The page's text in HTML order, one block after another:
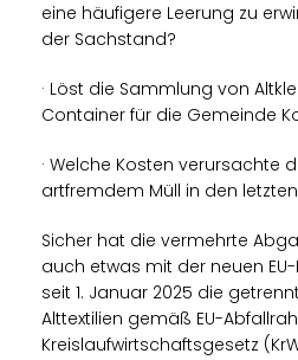
eine häufigere Leerung zu
der Sachstand?
· Löst die Sammlung von
Container für die Gemeinde
· Welche Kosten verursachte
artfremdem Müll in den
Sicher hat die vermehrte
auch etwas mit der neuen
seit 1. Januar 2025 die
Alttextilien gemäß EU-
Kreislaufwirtschaftsgesetz